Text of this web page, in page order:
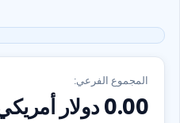
المجموع الفرعي:
0.00دولار